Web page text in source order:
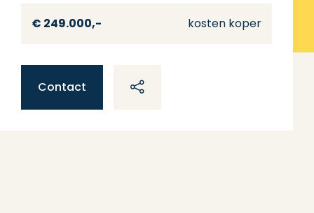
€ 249.000,- kosten koper
Contact